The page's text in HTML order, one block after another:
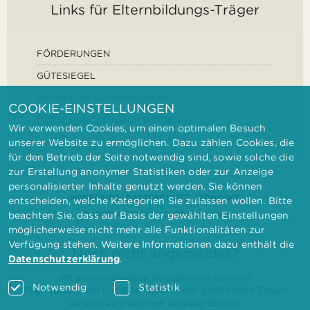
Links für Elternbildungs-Träger
FÖRDERUNGEN
GÜTESIEGEL
IMPRESSUM DATENSCHUTZ
KONTAKT
BARRIEREFREIHEITSERKLÄRUNG
Noch nicht angemeldet?
Elternbilderinnen und Elternbildner der geförderten Träger
COOKIE-EINSTELLUNGEN
Wir verwenden Cookies, um einen optimalen Besuch
unserer Website zu ermöglichen. Dazu zählen Cookies, die
für den Betrieb der Seite notwendig sind, sowie solche die
zur Erstellung anonymer Statistiken oder zur Anzeige
personalisierter Inhalte genutzt werden. Sie können
entscheiden, welche Kategorien Sie zulassen wollen. Bitte
beachten Sie, dass auf Basis der gewählten Einstellungen
möglicherweise nicht mehr alle Funktionalitäten zur
Verfügung stehen. Weitere Informationen dazu enthält die
Datenschutzerklärung.
Notwendig Statistik